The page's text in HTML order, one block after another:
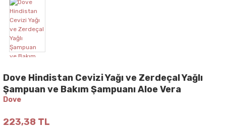
Dove Hindistan Cevizi Yağı ve Zerdeçal Yağlı
Şampuan ve Bakım Şampuanı Aloe Vera
Dove
223,38 TL